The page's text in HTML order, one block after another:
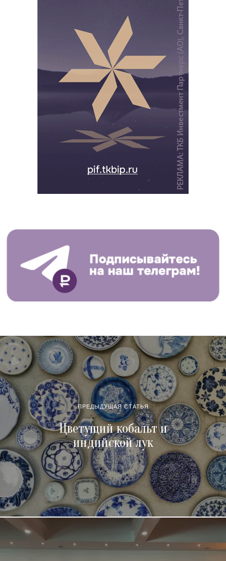
ПРЕДЫДУЩАЯ СТАТЬЯ
Цветущий кобальт и
индийской лук